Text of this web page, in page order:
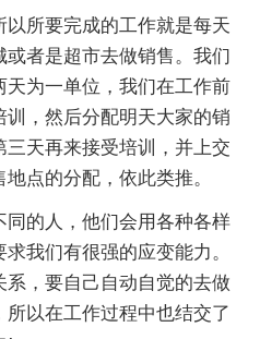
所要完成的工作就是每天
者是超市去做销售。我们
为一单位，我们在工作前
，然后分配明天大家的销
天再来接受培训，并上交
点的分配，依此类推。
的人，他们会用各种各样
我们有很强的应变能力。
，要自己自动自觉的去做
以在工作过程中也结交了